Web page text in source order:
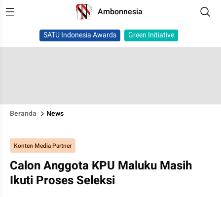
Ambonnesia
SATU Indonesia Awards Green Initiative
Beranda News
Konten Media Partner
Calon Anggota KPU Maluku Masih
Ikuti Proses Seleksi